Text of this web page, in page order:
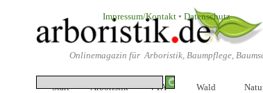
Impressum/Kontakt • Datenschutz
Onlinemagazin für Arboristik, Baumpflege,
Start Arboristik ▼
VTA ▼
Wald